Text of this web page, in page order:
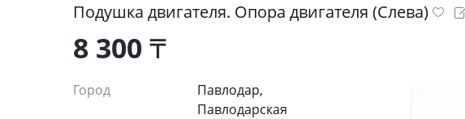
Подушка двигателя. Опора двигателя (Слева)
8 300₸
Город
Павлодар,
Павлодарская